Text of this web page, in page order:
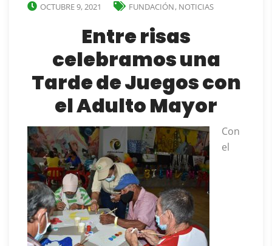
OCTUBRE 9, 2021 FUNDACIÓN, NOTICIAS
Entre risas
celebramos una
Tarde de Juegos con
el Adulto Mayor
Con
el